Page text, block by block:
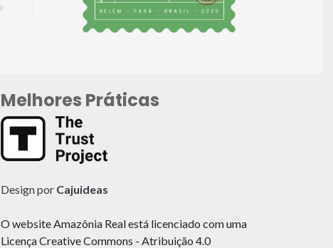
Melhores Práticas
Design por Cajuideas
O website Amazônia Real está licenciado com uma
Licença Creative Commons - Atribuição 4.0